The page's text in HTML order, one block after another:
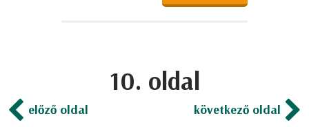
10. oldal
előző oldal következő oldal